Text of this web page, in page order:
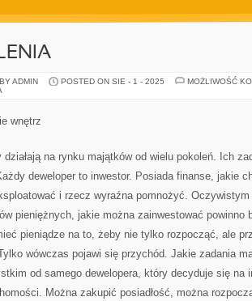
ADMIN POSTED ON SIE - 1 - 2025
MOŻLIWOŚĆ
wnętrz
działają na rynku majątków od wielu pokoleń. Ich
deweloper to inwestor. Posiada finanse, jakie
i rzecz wyraźna pomnożyć.
pieniężnych, jakie można zainwestować powinno
pieniądze na to, żeby nie tylko rozpocząć, ale
wówczas pojawi się przychód. Jakie zadania
od samego dewelopera, który decyduje się na
Można zakupić posiadłość, można